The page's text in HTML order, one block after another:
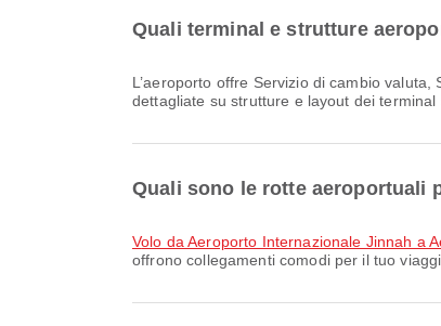
Quali terminal e strutture
L’aeroporto offre Servizio di cambio valuta, Sedia a rotelle, Negozio Duty Free e molti altri servizi per migliorare la tua esperienza di viaggio. Puoi consultare informazioni
dettagliate su strutture e layout dei
Quali sono le rotte aeroportuali
volo da Aeroporto Internazionale Jinnah a
offrono collegamenti comodi per il tuo